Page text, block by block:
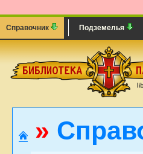
Справочник Подземелья
»